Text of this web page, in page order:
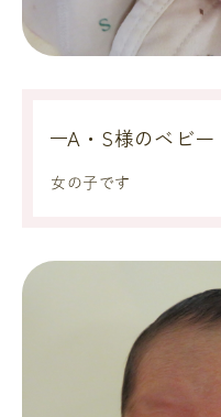
A・S様のベビー
女の子です